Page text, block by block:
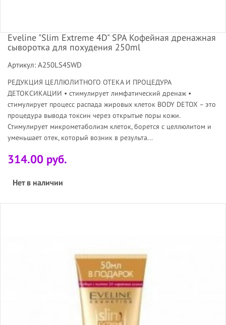
Eveline "Slim Extreme 4D" SPA Кофейная дренажная
сыворотка для похудения 250ml
Артикул: A250LS4SWD
РЕДУКЦИЯ ЦЕЛЛЮЛИТНОГО ОТЕКА И ПРОЦЕДУРА
ДЕТОКСИКАЦИИ • стимулирует лимфатический дренаж •
стимулирует процесс распада жировых клеток BODY DETOX – это
процедура вывода токсин через открытые поры кожи.
Стимулирует микрометаболизм клеток, борется с целлюлитом и
уменьшает отек, который возник в результа...
314.00 руб.
Нет в наличии